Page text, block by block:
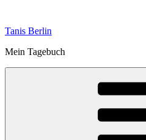
springen
Tanis Berlin
Mein Tagebuch